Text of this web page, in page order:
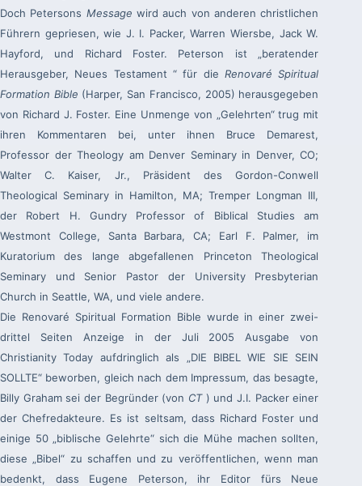
Doch Petersons Message wird auch von anderen christlichen
Führern gepriesen, wie J. I. Packer, Warren Wiersbe, Jack W.
Hayford, und Richard Foster. Peterson ist „beratender
Herausgeber, Neues Testament “ für die Renovaré Spiritual
Formation Bible (Harper, San Francisco, 2005) herausgegeben
von Richard J. Foster. Eine Unmenge von „Gelehrten“ trug mit
ihren Kommentaren bei, unter ihnen Bruce Demarest,
Professor der Theology am Denver Seminary in Denver, CO;
Walter C. Kaiser, Jr., Präsident des Gordon-Conwell
Theological Seminary in Hamilton, MA; Tremper Longman III,
der Robert H. Gundry Professor of Biblical Studies am
Westmont College, Santa Barbara, CA; Earl F. Palmer, im
Kuratorium des lange abgefallenen Princeton Theological
Seminary und Senior Pastor der University Presbyterian
Church in Seattle, WA, und viele andere.
Die Renovaré Spiritual Formation Bible wurde in einer zwei-
drittel Seiten Anzeige in der Juli 2005 Ausgabe von
Christianity Today aufdringlich als „DIE BIBEL WIE SIE SEIN
SOLLTE“ beworben, gleich nach dem Impressum, das besagte,
Billy Graham sei der Begründer (von CT) und J.I. Packer einer
der Chefredakteure. Es ist seltsam, dass Richard Foster und
einige 50 „biblische Gelehrte“ sich die Mühe machen sollten,
diese „Bibel“ zu schaffen und zu veröffentlichen, wenn man
bedenkt, dass Eugene Peterson, ihr Editor fürs Neue